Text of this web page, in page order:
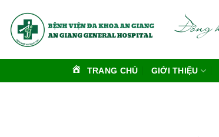
qua
nội
TRANG CHỦ GIỚI THIỆU